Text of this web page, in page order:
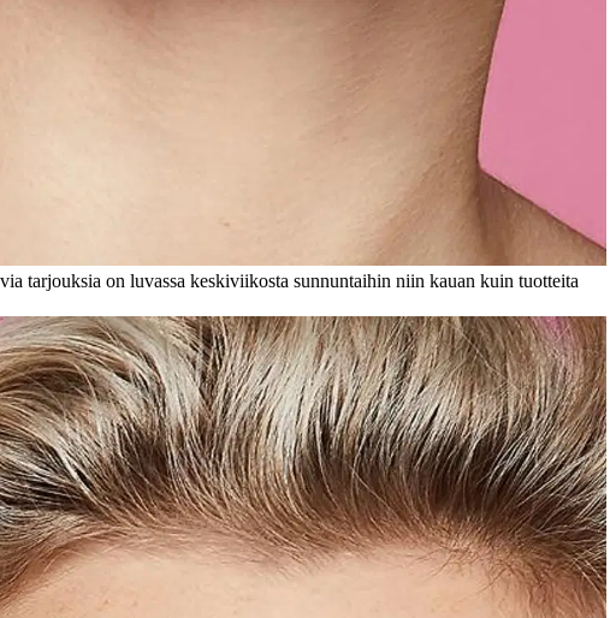
tarjouksia on luvassa keskiviikosta sunnuntaihin niin kauan kuin tuotteita